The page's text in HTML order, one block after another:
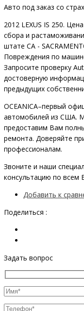
Авто под заказ со
2012 LEXUS IS 250.
сбора и
штате CA -
Повреждения по
Запросите проверку
достоверную
предыдущих
OCEANIСA–первый
автомобилей из США.
предоставим Вам
ремонта. Доверяйте
профессионалам.
Звоните и наши
консультацию по всем
Добавить к
Поделиться :
Задать вопрос